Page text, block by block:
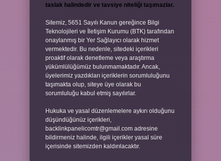
taslak halindedir ve tavsiye niteliği taşımazlar.
Sitemiz, 5651 Sayılı Kanun gereğince Bilgi
Teknolojileri ve İletişim Kurumu (BTK) tarafından
onaylanmış bir Yer Sağlayıcı olarak hizmet
vermektedir. Bu nedenle, sitedeki içerikleri
proaktif olarak denetleme veya araştırma
yükümlülüğümüz bulunmamaktadır. Ancak,
üyelerimiz yazdıkları içeriklerin sorumluluğunu
taşımakta olup, siteye üye olarak bu
sorumluluğu kabul etmiş sayılırlar.
Hukuka ve yasal düzenlemelere aykırı olduğunu
düşündüğünüz içerikleri,
backlinkpanelicomtr@gmail.com adresine
bildirmeniz halinde, ilgili içerikler yasal süre
içerisinde sitemizden kaldırılacaktır.